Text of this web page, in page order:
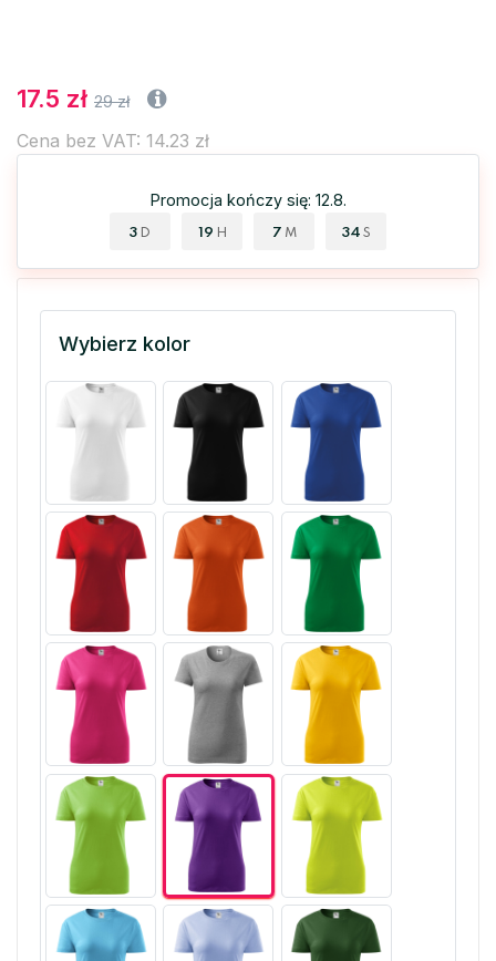
17.5 zł 29 zł
Cena bez VAT: 14.23 zł
Promocja kończy się: 12.8.
3 D 19 H 7 M 34 S
Wybierz kolor